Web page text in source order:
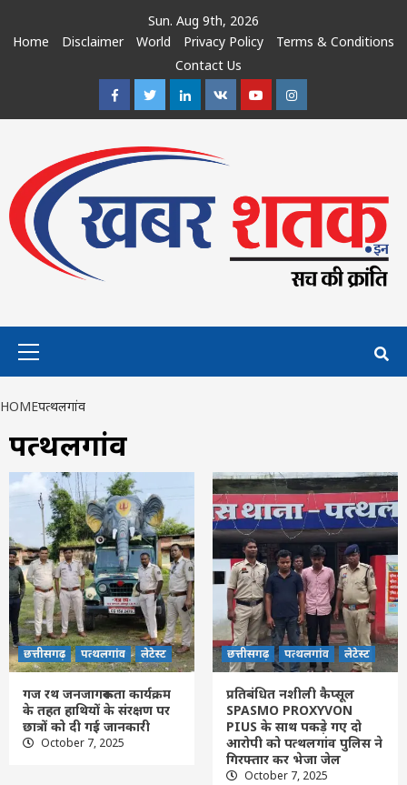
Sun. Aug 9th, 2026
Home
Disclaimer World Privacy Policy
Terms & Conditions
Contact Us
FacebookTwitterLinkedin
VK YoutubeInstagram
HOMEपत्थलगांव
पत्थलगांव
छत्तीसगढ़ पत्थलगांव लेटेस्ट
गज रथ जनजागरूकता कार्यक्रम
के तहत हाथियों के संरक्षण पर
छात्रों को दी गई जानकारी
October 7, 2025
छत्तीसगढ़ पत्थलगांव लेटेस्ट
प्रतिबंधित नशीली कैप्सूल
SPASMO PROXYVON
PIUS के साथ पकड़े गए दो
आरोपी को पत्थलगांव पुलिस ने
गिरफ्तार कर भेजा जेल
October 7, 2025